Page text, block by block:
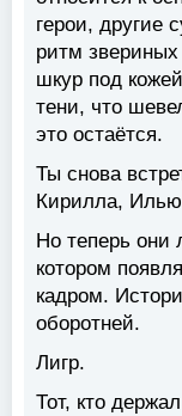
герои, другие
ритм
шкур под
тени, что
это остаётся.
Ты снова
Кирилла,
Но теперь они
котором
кадром.
оборотней.
Лигр.
Тот, кто